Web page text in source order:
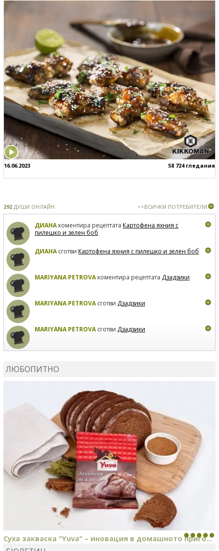
16.06.2023 58 724 гледания
292 ДУШИ ОНЛАЙН >>ВСИЧКИ ПОТРЕБИТЕЛИ
ДИАНАкоментира рецептата Картофена яхния с
пилешко и зелен боб
ДИАНАсготви Картофена яхния с пилешко и зелен боб
MARIYANA PETROVAкоментира рецептата Дзадзики
MARIYANA PETROVAсготви Дзадзики
MARIYANA PETROVAсготви Дзадзики
ЛЮБОПИТНО
Суха закваска "Yuva" – иновация в домашното приго...